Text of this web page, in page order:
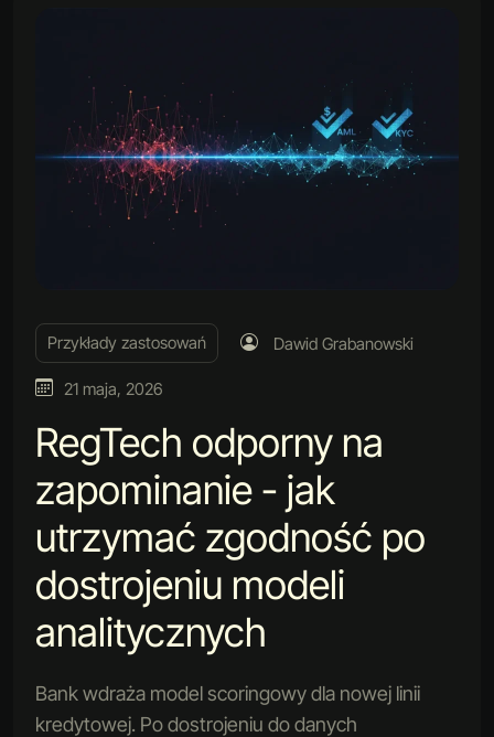
Przykłady zastosowań Dawid Grabanowski
21 maja, 2026
RegTech odporny na
zapominanie - jak
utrzymać zgodność po
dostrojeniu modeli
analitycznych
Bank wdraża model scoringowy dla nowej linii
kredytowej. Po dostrojeniu do danych